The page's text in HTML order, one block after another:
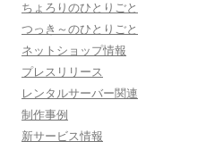
ちょろりのひとりごと
つっき～のひとりごと
ネットショップ情報
プレスリリース
レンタルサーバー関連
制作事例
新サービス情報